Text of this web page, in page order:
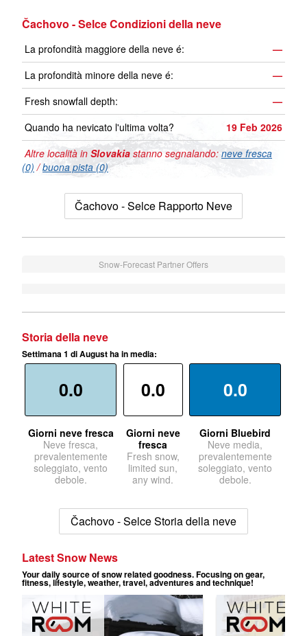
Čachovo - Selce Condizioni della neve
La profondità maggiore della neve é:
—
La profondità minore della neve é:
—
Fresh snowfall depth:
—
Quando ha nevicato l'ultima volta?
19 Feb 2026
Altre località in Slovakia stanno segnalando: neve fresca
(0) /buona pista (0)
Čachovo - Selce Rapporto Neve
Snow-Forecast Partner Offers
Storia della neve
Settimana 1 di August ha in media:
0.0
Giorni neve fresca
Neve fresca,
prevalentemente
soleggiato, vento
debole.
0.0
Giorni neve
fresca
Fresh snow,
limited sun,
any wind.
0.0
Giorni Bluebird
Neve media,
prevalentemente
soleggiato, vento
debole.
Čachovo - Selce Storia della neve